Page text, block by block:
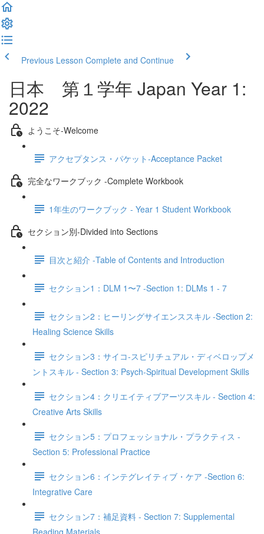
Previous Lesson Complete and Continue
日本 第１学年 Japan Year 1:
2022
ようこそ‐Welcome
アクセプタンス・パケット‐Acceptance Packet
完全なワークブック -Complete Workbook
1年生のワークブック - Year 1 Student Workbook
セクション別‐Divided into Sections
目次と紹介 -Table of Contents and Introduction
セクション1：DLM 1〜7 -Section 1: DLMs 1 - 7
セクション2：ヒーリングサイエンススキル -Section 2:
Healing Science Skills
セクション3：サイコ‐スピリチュアル・ディベロップメ
ントスキル - Section 3: Psych-Spiritual Development Skills
セクション4：クリエイティブアーツスキル - Section 4:
Creative Arts Skills
セクション5：プロフェッショナル・プラクティス -
Section 5: Professional Practice
セクション6：インテグレイティブ・ケア -Section 6:
Integrative Care
セクション7：補足資料 - Section 7: Supplemental
Reading Materials